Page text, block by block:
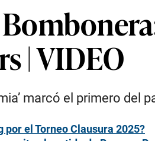
| VIDEO
marcó el primero del
por el Torneo Clausura 2025?